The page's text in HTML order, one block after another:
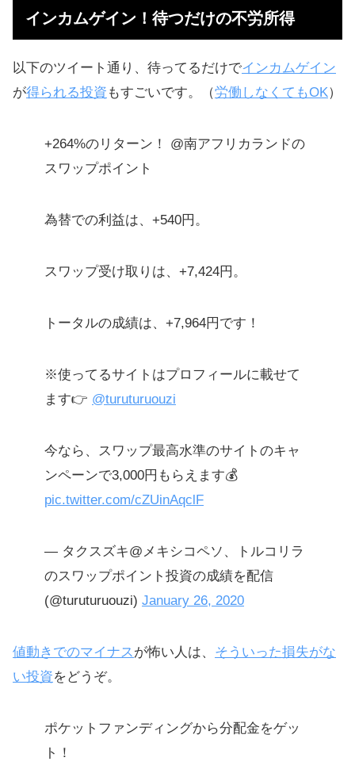
インカムゲイン！待つだけの不労所得
以下のツイート通り、待ってるだけでインカムゲイン
が得られる投資 もすごいです。（労働しなくてもOK）
+264%のリターン！ @南アフリカランドの
スワップポイント
為替での利益は、+540円。
スワップ受け取りは、+7,424円。
トータルの成績は、+7,964円です！
※使ってるサイトはプロフィールに載せて
ます👉 @turuturuouzi
今なら、スワップ最高水準のサイトのキャ
ンペーンで3,000円もらえます💰
pic.twitter.com/cZUinAqclF
— タクスズキ@メキシコペソ、トルコリラ
のスワップポイント投資の成績を配信
(@turuturuouzi) January 26, 2020
値動きでのマイナスが怖い人は、 そういった損失がな
い投資をどうぞ。
ポケットファンディングから分配金をゲッ
ト！